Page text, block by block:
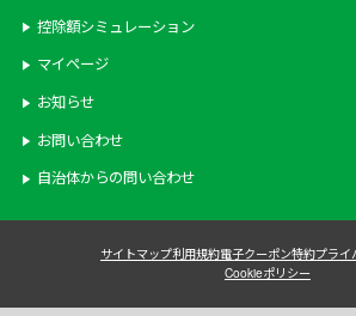
控除額シミュレーション
マイページ
お知らせ
お問い合わせ
自治体からの問い合わせ
サイトマップ利用規約電子クーポン特約プライ
Cookieポリシー